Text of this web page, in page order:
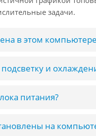
задачи.
в этом
и
питания?
на